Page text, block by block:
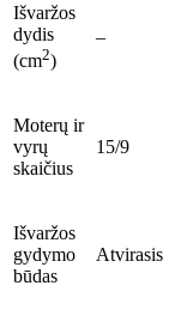
Išvaržos
dydis
(cm2)
–
Moterų ir
vyrų
skaičius
15/9
Išvaržos
gydymo
būdas
Atvirasis